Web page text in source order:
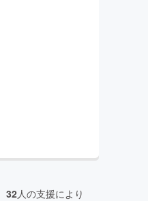
32人の支援により